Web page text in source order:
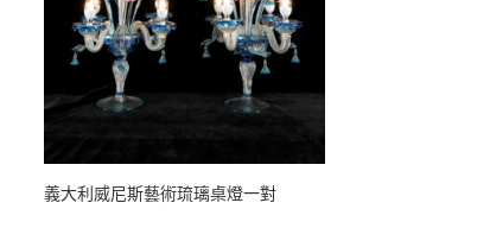
義大利威尼斯藝術琉璃桌燈一對